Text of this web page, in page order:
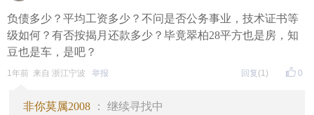
负债多少？平均工资多少？不问是否公务事业，技术证书等
级如何？有否按揭月还款多少？毕竟翠柏28平方也是房，知
豆也是车，是吧？
0
1年前 来自 浙江宁波 举报 回复 (1)
非你莫属2008 ： 继续寻找中